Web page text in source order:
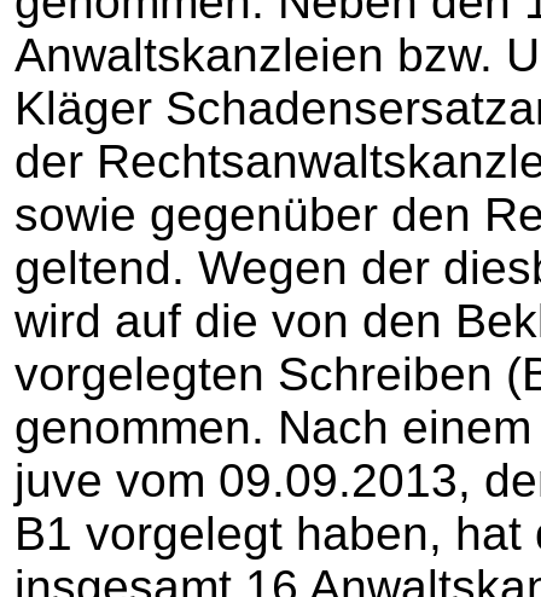
Anwaltskanzleien bzw.
Kläger
der
sowie gegenüber den
geltend. Wegen der
wird auf die von den
vorgelegten Schreiben
genommen. Nach
juve vom 09.09.2013,
B1 vorgelegt haben,
insgesamt 16